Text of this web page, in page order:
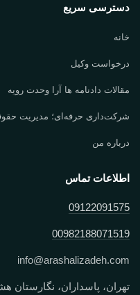
دسترسی سریع
خانه
درخواست وکیل
مقالات دادنامه ها آرا وحدت رویه
شرکت‌داری حرفه‌ای؛ مدیریت
درباره من
اطلاعات تماس
09122091575
00982188071519
info@arashalizadeh.com
تهران، پاسداران، نگارستان